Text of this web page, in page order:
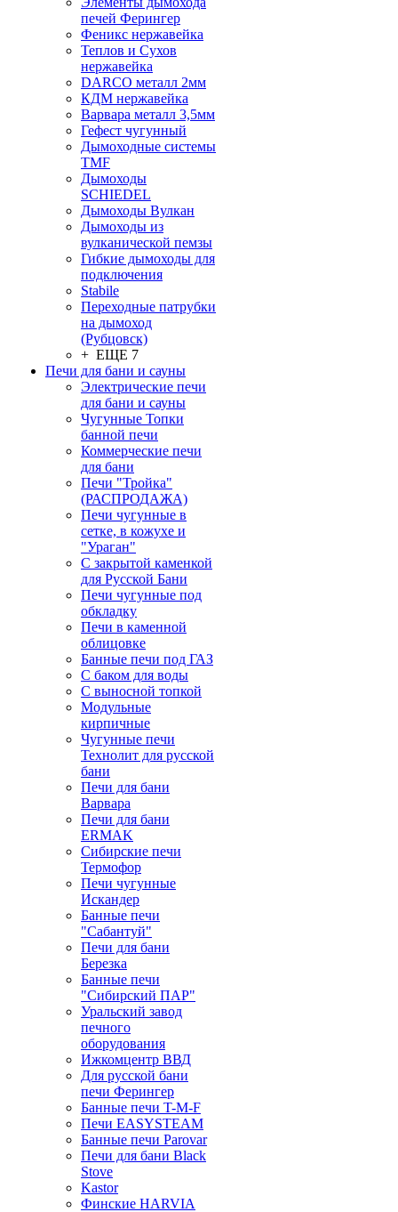
печей Ферингер
Феникс нержавейка
Теплов и Сухов
нержавейка
DARCO металл 2мм
КДМ нержавейка
Варвара металл 3,5мм
Гефест чугунный
Дымоходные системы
TMF
Дымоходы
SCHIEDEL
Дымоходы Вулкан
Дымоходы из
вулканической пемзы
Гибкие дымоходы для
подключения
Stabile
Переходные патрубки
на дымоход
(Рубцовск)
+ ЕЩЕ 7
Печи для бани и сауны
Электрические печи
для бани и сауны
Чугунные Топки
банной печи
Коммерческие печи
для бани
Печи "Тройка"
(РАСПРОДАЖА)
Печи чугунные в
сетке, в кожухе и
"Ураган"
С закрытой каменкой
для Русской Бани
Печи чугунные под
обкладку
Печи в каменной
облицовке
Банные печи под ГАЗ
С баком для воды
С выносной топкой
Модульные
кирпичные
Чугунные печи
Технолит для русской
бани
Печи для бани
Варвара
Печи для бани
ERMAK
Сибирские печи
Термофор
Печи чугунные
Искандер
Банные печи
"Сабантуй"
Печи для бани
Березка
Банные печи
"Сибирский ПАР"
Уральский завод
печного
оборудования
Ижкомцентр ВВД
Для русской бани
печи Ферингер
Банные печи T-M-F
Печи EASYSTEAM
Банные печи Parovar
Печи для бани Black
Stove
Kastor
Финские HARVIA